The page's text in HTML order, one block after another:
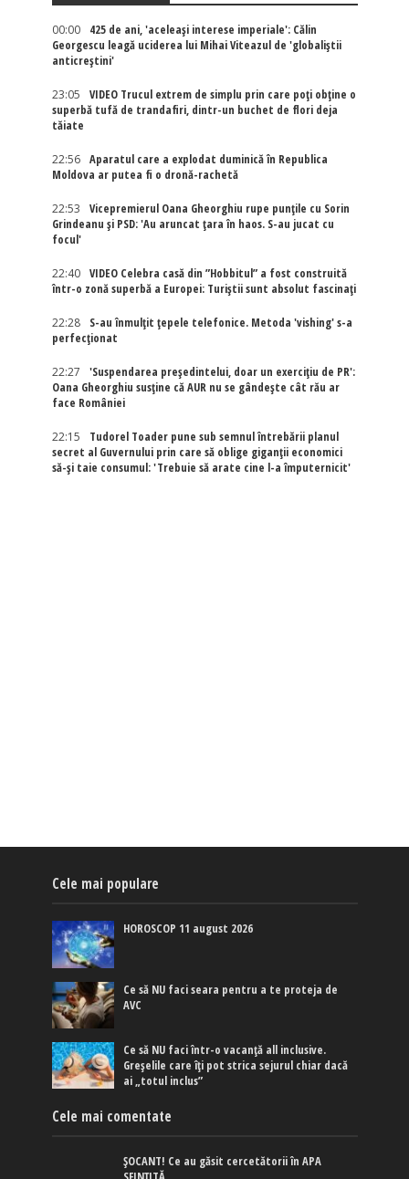
00:00
425 de ani, 'aceleași interese imperiale': Călin
Georgescu leagă uciderea lui Mihai Viteazul de 'globaliștii
anticreștini'
23:05
VIDEO Trucul extrem de simplu prin care poți obține o
superbă tufă de trandafiri, dintr-un buchet de flori deja
tăiate
22:56
Aparatul care a explodat duminică în Republica
Moldova ar putea fi o dronă-rachetă
22:53
Vicepremierul Oana Gheorghiu rupe punțile cu Sorin
Grindeanu și PSD: 'Au aruncat țara în haos. S-au jucat cu
focul'
22:40
VIDEO Celebra casă din ”Hobbitul” a fost construită
într-o zonă superbă a Europei: Turiștii sunt absolut fascinați
22:28
S-au înmulțit țepele telefonice. Metoda 'vishing' s-a
perfecționat
22:27
'Suspendarea președintelui, doar un exercițiu de PR':
Oana Gheorghiu susține că AUR nu se gândește cât rău ar
face României
22:15
Tudorel Toader pune sub semnul întrebării planul
secret al Guvernului prin care să oblige giganții economici
să-și taie consumul: 'Trebuie să arate cine l-a împuternicit'
Cele mai populare
HOROSCOP 11 august 2026
Ce să NU faci seara pentru a te proteja de
AVC
Ce să NU faci într-o vacanță all inclusive.
Greșelile care îți pot strica sejurul chiar dacă
ai „totul inclus”
Cele mai comentate
ȘOCANT! Ce au găsit cercetătorii în APA